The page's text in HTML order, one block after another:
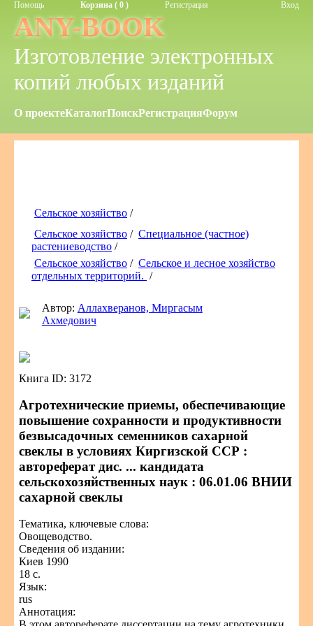
Помощь Корзина ( 0 ) Регистрация Вход
ANY-BOOK
Изготовление электронных
копий любых изданий
О проектеКаталогПоискРегистрацияФорум
Сельское хозяйство /
Сельское хозяйство / Специальное (частное)
растениеводство /
Сельское хозяйство / Сельское и лесное хозяйство
отдельных территорий. /
Автор: Аллахверанов, Миргасым
Ахмедович
Книга ID: 3172
Агротехнические приемы, обеспечивающие
повышение сохранности и продуктивности
безвысадочных семенников сахарной
свеклы в условиях Киргизской ССР :
автореферат дис. ... кандидата
сельскохозяйственных наук : 06.01.06 ВНИИ
сахарной свеклы
Тематика, ключевые слова:
Овощеводство.
Сведения об издании:
Киев 1990
18 с.
Язык:
rus
Аннотация: